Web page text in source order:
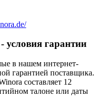
гарантии
в нашем интернет-
гарантией поставщика.
составляет 12
талоне или даты